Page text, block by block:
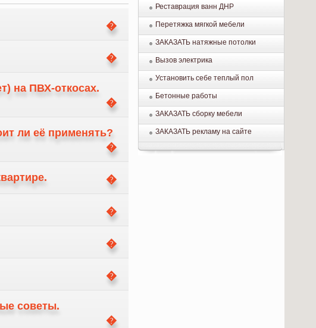
на ПВХ-откосах.
ли её применять?
советы.
Реставрация ванн ДНР
Перетяжка мягкой мебели
ЗАКАЗАТЬ натяжные потолки
Вызов электрика
Установить себе теплый пол
Бетонные работы
ЗАКАЗАТЬ сборку мебели
ЗАКАЗАТЬ рекламу на сайте